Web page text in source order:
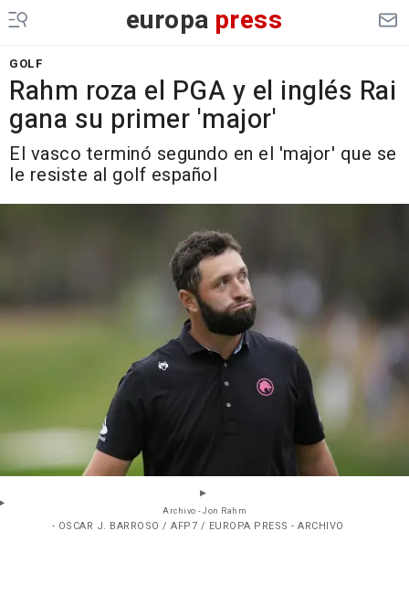
europa press
GOLF
Rahm roza el PGA y el inglés Rai
gana su primer 'major'
El vasco terminó segundo en el 'major' que se
le resiste al golf español
Archivo - Jon Rahm
- OSCAR J. BARROSO / AFP7 / EUROPA PRESS - ARCHIVO